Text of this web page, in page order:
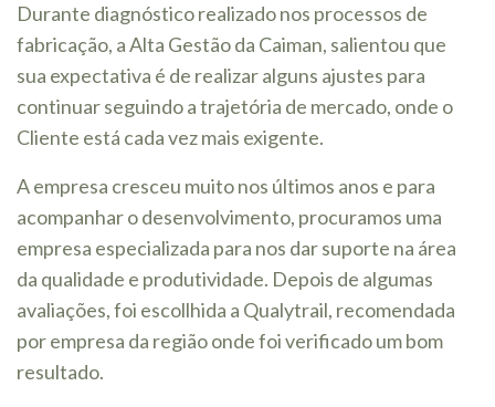
Durante diagnóstico realizado nos processos de
fabricação, a Alta Gestão da Caiman, salientou que
sua expectativa é de realizar alguns ajustes para
continuar seguindo a trajetória de mercado, onde o
Cliente está cada vez mais exigente.
A empresa cresceu muito nos últimos anos e para
acompanhar o desenvolvimento, procuramos uma
empresa especializada para nos dar suporte na área
da qualidade e produtividade. Depois de algumas
avaliações, foi escollhida a Qualytrail, recomendada
por empresa da região onde foi verificado um bom
resultado.